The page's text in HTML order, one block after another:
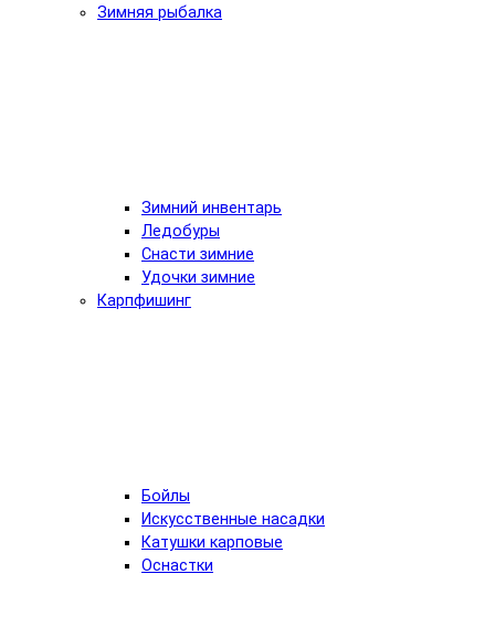
Зимняя рыбалка
Зимний инвентарь
Ледобуры
Снасти зимние
Удочки зимние
Карпфишинг
Бойлы
Искусственные насадки
Катушки карповые
Оснастки